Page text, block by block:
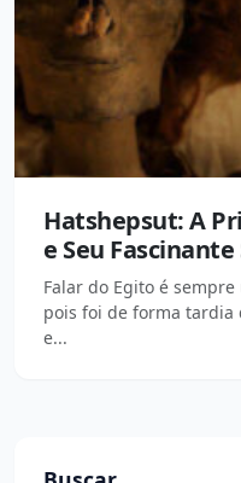
Hatshepsut: A
e Seu
Falar do Egito é
pois foi de forma
e...